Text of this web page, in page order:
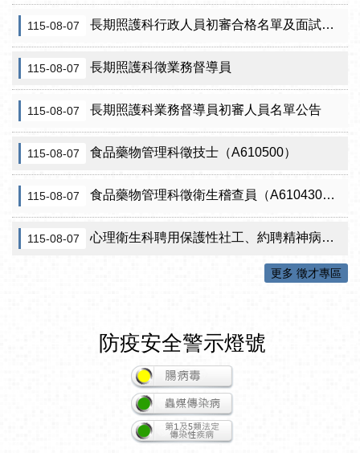
115-08-07 長期照護科行政人員初審合格名單及面試訊息公告
115-08-07 長期照護科徵業務督導員
115-08-07 長期照護科業務督導員初審人員名單公告
115-08-07 食品藥物管理科徵技士（A610500）
115-08-07 食品藥物管理科徵衛生稽查員（A610430）初審公告
115-08-07 心理衛生科聘用保護性社工、約聘精神病人社區關懷訪視員、約聘自殺關懷訪視員等5項職稱甄試結果公告
更多 徵才專區
防疫安全警示燈號